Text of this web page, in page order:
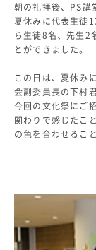
施設・設備
保健室
図書館
生徒自主学習団体
生徒の表彰
いじめ防止対策
ADMISSION
入試日程・出願資格
学校説明会
公開行事の紹介
朝の礼拝後、PS講
夏休みに代表生徒
ら生徒8名、先生2
とができました。
この日は、夏休み
会副委員長の下村
今回の文化祭にご
関わりで感じたこ
の色を合わせるこ